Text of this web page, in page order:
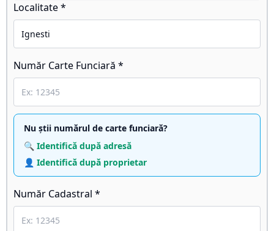
Localitate *
Număr Carte Funciară *
Nu știi numărul de carte funciară?
🔍 Identifică după adresă
👤 Identifică după proprietar
Număr Cadastral *